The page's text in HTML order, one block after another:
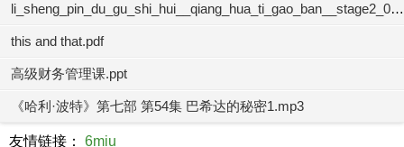
li_sheng_pin_du_gu_shi_hui__qiang_hua_ti_gao_ban__stage2_04.mp3
this and that.pdf
高级财务管理课.ppt
《哈利·波特》第七部 第54集 巴希达的秘密1.mp3
友情链接： 6miu